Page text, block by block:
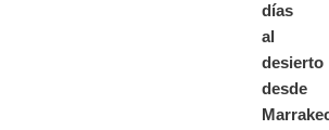
días
al
desierto
desde